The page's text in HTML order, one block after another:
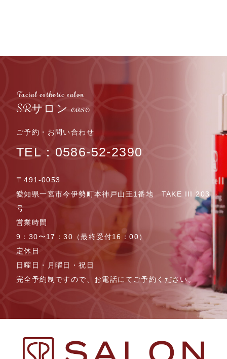
Facial esthetic salon
SRサロン ease
ご予約・お問い合わせ
TEL：0586-52-2390
〒491-0053
愛知県一宮市今伊勢町本神戸山王1番地 TAKE III 203
号
営業時間
9：30〜17：30（最終受付16：00）
定休日
日曜日・月曜日・祝日
完全予約制ですので、お電話にてご予約ください。